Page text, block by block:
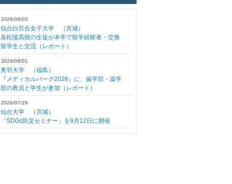
2026/08/03
仙台白百合女子大学 （宮城）
泉松陵高校の生徒が本学で留学経験者・交換
留学生と交流（レポート）
2026/08/01
奥羽大学 （福島）
『メディカルパーク2026』に、歯学部・薬学
部の教員と学生が参加（レポート）
2026/07/29
仙台大学 （宮城）
「SDGs防災セミナー」を9月12日に開催